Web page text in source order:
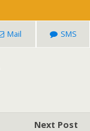
Mail SMS
Next Post